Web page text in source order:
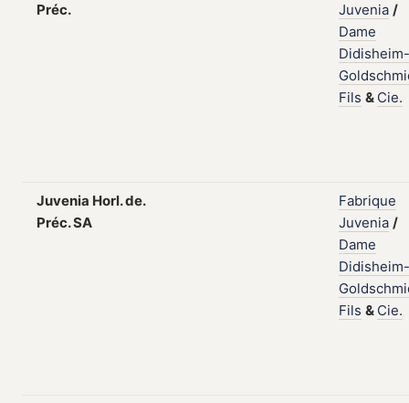
Préc.
Juvenia /
Dame
Didisheim-
Fils & Cie.
Juvenia Horl. de.
Préc. SA
Fabrique
Juvenia /
Dame
Didisheim-
Fils & Cie.